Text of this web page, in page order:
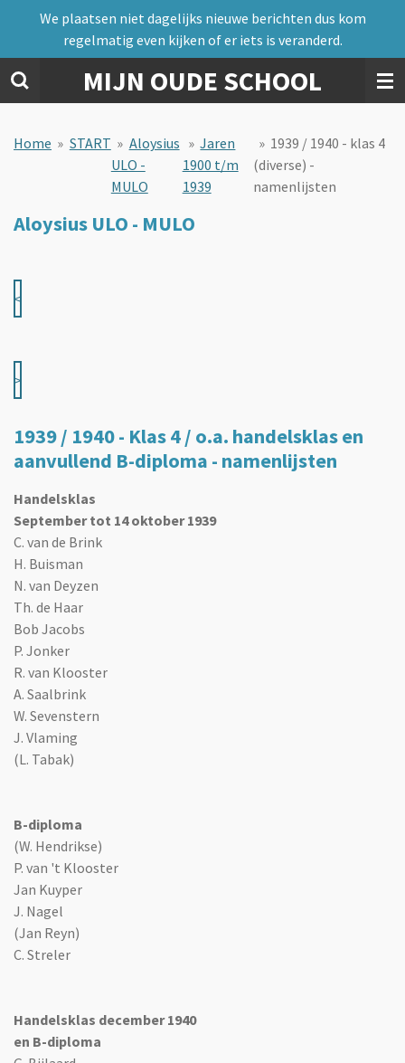
naar
de
hoofdinhoud
MIJN OUDE SCHOOL
We plaatsen niet dagelijks nieuwe berichten dus kom
regelmatig even kijken of er iets is veranderd.
Home » START » Aloysius
ULO -
MULO
» Jaren
1900 t/m
1939
» 1939 / 1940 - klas 4
(diverse) -
namenlijsten
Aloysius ULO - MULO
<
>
1939 / 1940 - Klas 4 / o.a. handelsklas en
aanvullend B-diploma - namenlijsten
Handelsklas
September tot 14 oktober 1939
C. van de Brink
H. Buisman
N. van Deyzen
Th. de Haar
Bob Jacobs
P. Jonker
R. van Klooster
A. Saalbrink
W. Sevenstern
J. Vlaming
(L. Tabak)
B-diploma
(W. Hendrikse)
P. van 't Klooster
Jan Kuyper
J. Nagel
(Jan Reyn)
C. Streler
Handelsklas december 1940
en B-diploma